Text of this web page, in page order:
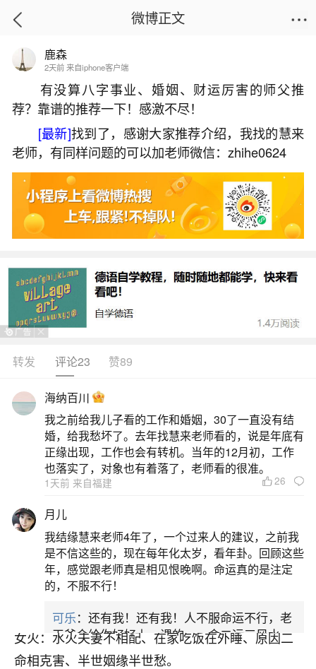
首页
男火命女水命八字合吗？
2026-07-03 19:52:04 11 9 赞
生活中像男火命女水命八字合吗？都是很常见
的问题，但是小问题不注意可能会引起大麻烦，下
面就这个问题给大家做一些解读：
1、男火女水的夫妻谁旺谁相互提升各自运势
因为他们的八字命格很合婚，所以是一等的婚
配，这两个命格的人，他们在一起后运势将都会得
到增长，家中的财运也会不断上升，尤其是对于属
除此之外，两者的性格也是很互补的，他们在一起
后虽然偶尔会争吵，但是并不会影响到夫妻感情。
性格非常默契他们两个人会拥有一定的默契，所以
在一开始的
2、男涧下水和女山头火合婚男火女水感情和睦
在八字合婚中，男命是山头火命，女命是涧下
水命的婚配情况是比较好的。男火女水：水火夫妻
虽有情、结婚姻缘亦不深、儿女若是有富贵、到老
还是孤独人。女山头火和男涧下水相配的情况男水
女火：水火夫妻不相配、在家吃饭在外睡、原因二
命相克害、半世姻缘半世愁。
微博正文
鹿森
2天前 来自iphone客户端
有没算八字事业、婚姻、财运厉害的师父推
荐？靠谱的推荐一下！感激不尽！
[最新]找到了，感谢大家推荐介绍，我找的慧来
老师，有同样问题的可以加老师微信：zhihe0624
转发 评论23 赞89
海纳百川
我之前给我儿子看的工作和婚姻，30了一直没有结
婚，给我愁坏了。去年找慧来老师看的，说是年底有
正缘出现，工作也会有转机。当年的12月初，工作
也落实了，对象也有着落了，老师看的很准。
1天前 来自福建 26
月儿
我结缘慧来老师4年了，一个过来人的建议，之前我
是不信这些的，现在每年化太岁，看年卦。回顾这些
年，感觉跟老师真是相见恨晚啊。命运真的是注定
的，不服不行！
可乐：还有我！还有我！人不服命运不行，老
天爷会给你好好上一课的。一命二运三风水，
哪样不服都不行！